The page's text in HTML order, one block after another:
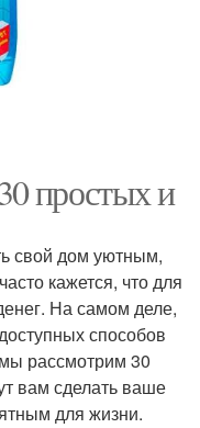
простых и
свой дом уютным,
кажется, что для
На самом деле,
способов
рассмотрим 30
вам сделать ваше
для жизни.